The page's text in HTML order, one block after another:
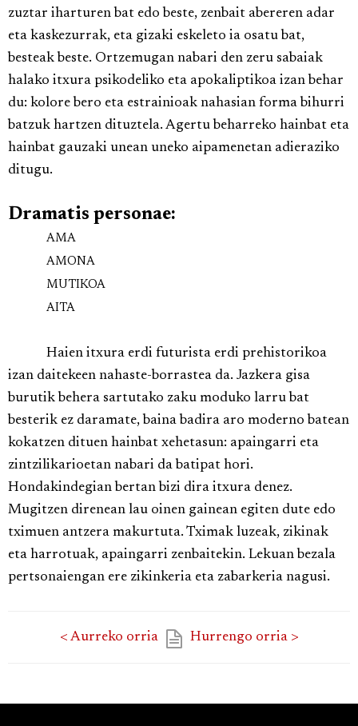
zuztar iharturen bat edo beste, zenbait abereren adar
eta kaskezurrak, eta gizaki eskeleto ia osatu bat,
besteak beste. Ortzemugan nabari den zeru sabaiak
halako itxura psikodeliko eta apokaliptikoa izan behar
du: kolore bero eta estrainioak nahasian forma bihurri
batzuk hartzen dituztela. Agertu beharreko hainbat eta
hainbat gauzaki unean uneko aipamenetan adieraziko
ditugu.
Dramatis personae:
AMA
AMONA
MUTIKOA
AITA
Haien itxura erdi futurista erdi prehistorikoa
izan daitekeen nahaste-borrastea da. Jazkera gisa
burutik behera sartutako zaku moduko larru bat
besterik ez daramate, baina badira aro moderno batean
kokatzen dituen hainbat xehetasun: apaingarri eta
zintzilikarioetan nabari da batipat hori.
Hondakindegian bertan bizi dira itxura denez.
Mugitzen direnean lau oinen gainean egiten dute edo
tximuen antzera makurtuta. Tximak luzeak, zikinak
eta harrotuak, apaingarri zenbaitekin. Lekuan bezala
pertsonaiengan ere zikinkeria eta zabarkeria nagusi.
< Aurreko orria Hurrengo orria >